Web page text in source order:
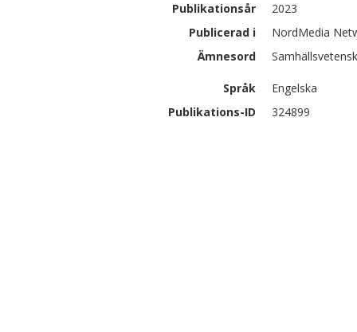
Publikationsår
2023
Publicerad i
NordMedia
Ämnesord
Språk
Engelska
Publikations-ID
324899